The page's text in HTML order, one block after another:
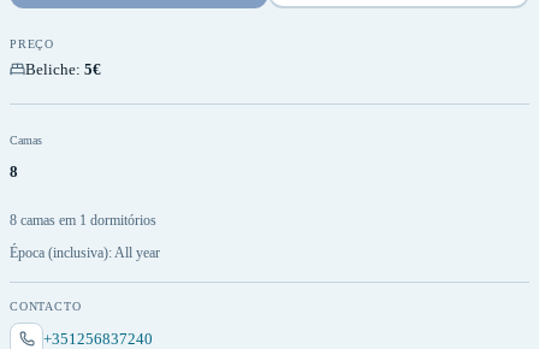
PREÇO
Beliche: 5€
Camas
8
8 camas em 1 dormitórios
Época (inclusiva): All year
CONTACTO
+351256837240